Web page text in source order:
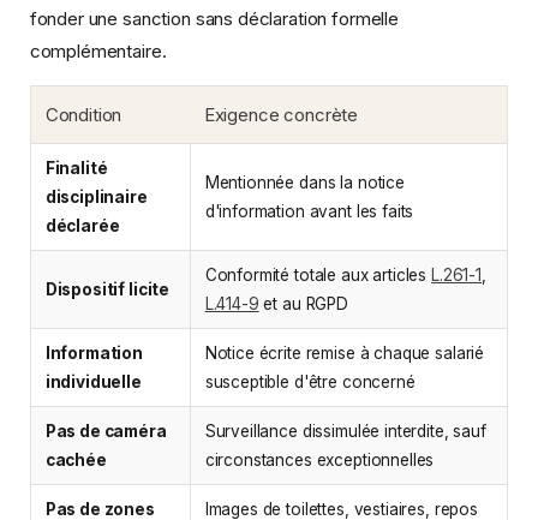
fonder une sanction sans déclaration formelle
complémentaire.
Condition Exigence concrète
Finalité
disciplinaire
déclarée
Mentionnée dans la notice
d'information avant les faits
Dispositif licite
Conformité totale aux articles L.261-1
L.414-9 et au RGPD
Information
individuelle
Notice écrite remise à chaque salarié
susceptible d'être concerné
Pas de caméra
cachée
Surveillance dissimulée interdite, sauf
circonstances exceptionnelles
Pas de zones
Images de toilettes, vestiaires, repos